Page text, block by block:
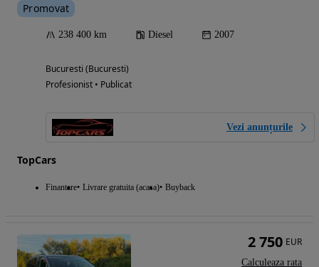
Promovat
238 400 km Diesel 2007
Bucuresti (Bucuresti)
Profesionist • Publicat
Vezi anunțurile
TopCars
Finantare Livrare gratuita (acasa) Buyback
2 750 EUR
Calculeaza rata